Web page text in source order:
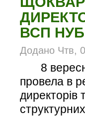
ВСП
Додано Чтв,
8 вересня
провела в
директорів